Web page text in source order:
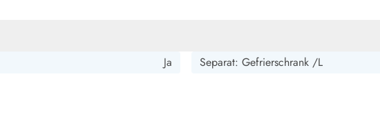
Ja Separat: Gefrierschrank /L